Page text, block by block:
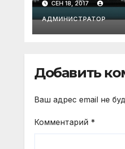
Canon iR2202
СЕН 18, 2017
АДМИНИСТРАТОР
Добавить
Ваш адрес email не
Комментарий *